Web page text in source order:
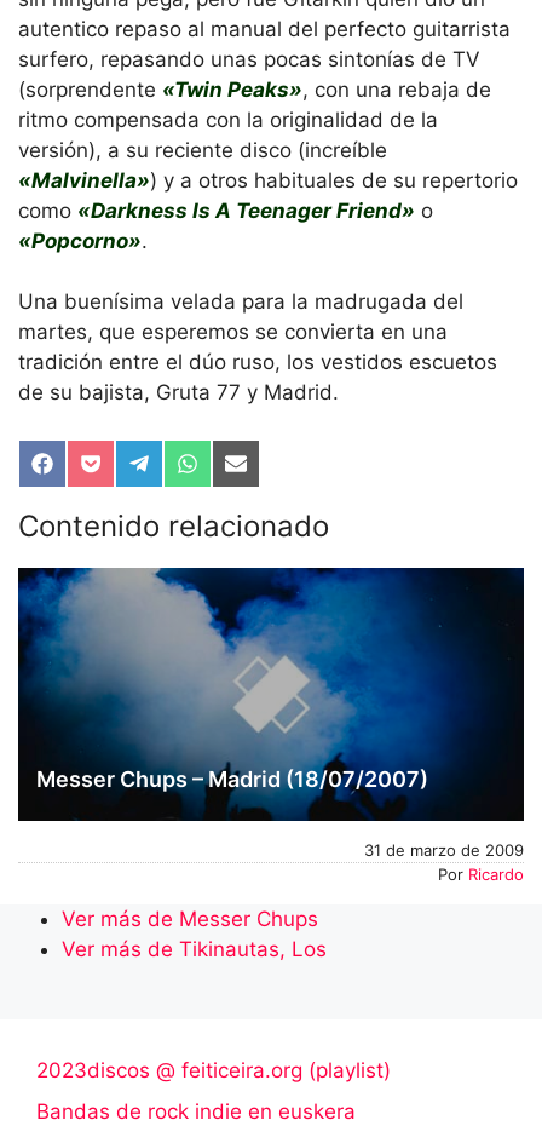
autentico repaso al manual del perfecto guitarrista
surfero, repasando unas pocas sintonías de TV
(sorprendente «Twin Peaks», con una rebaja de
ritmo compensada con la originalidad de la
versión), a su reciente disco (increíble
«Malvinella») y a otros habituales de su repertorio
como «Darkness Is A Teenager Friend» o
«Popcorno».
Una buenísima velada para la madrugada del
martes, que esperemos se convierta en una
tradición entre el dúo ruso, los vestidos escuetos
de su bajista, Gruta 77 y Madrid.
Compartir
en
Facebook
Compartir
en
Pocket
Compartir
en
Telegram
Compartir
en
WhatsApp
Compartir
en
Email
Contenido relacionado
Messer Chups – Madrid (18/07/2007)
31 de marzo de 2009
Por Ricardo
Ver más de Messer Chups
Ver más de Tikinautas, Los
2023discos @ feiticeira.org (playlist)
Bandas de rock indie en euskera